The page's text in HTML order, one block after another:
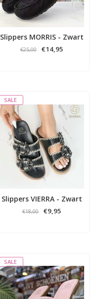
Slippers MORRIS - Zwart
€25,00 €14,95
SALE
Slippers VIERRA - Zwart
€18,00 €9,95
SALE